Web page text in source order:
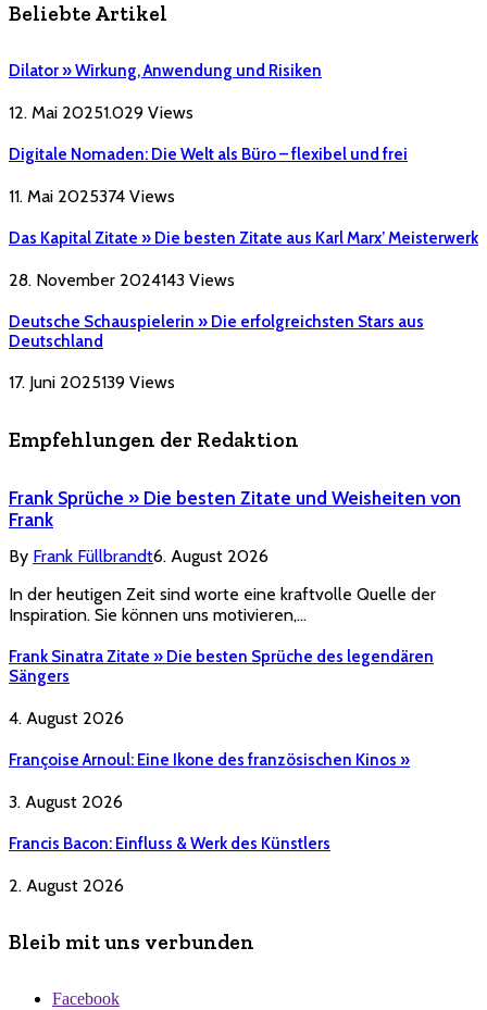
Beliebte Artikel
Dilator » Wirkung, Anwendung und Risiken
12. Mai 20251.029 Views
Digitale Nomaden: Die Welt als Büro – flexibel und frei
11. Mai 2025374 Views
Das Kapital Zitate » Die besten Zitate aus Karl Marx’ Meisterwerk
28. November 2024143 Views
Deutsche Schauspielerin » Die erfolgreichsten Stars aus
Deutschland
17. Juni 2025139 Views
Empfehlungen der Redaktion
Frank Sprüche » Die besten Zitate und Weisheiten von
Frank
By Frank Füllbrandt6. August 2026
In der heutigen Zeit sind worte eine kraftvolle Quelle der
Inspiration. Sie können uns motivieren,…
Frank Sinatra Zitate » Die besten Sprüche des legendären
Sängers
4. August 2026
Françoise Arnoul: Eine Ikone des französischen Kinos »
3. August 2026
Francis Bacon: Einfluss & Werk des Künstlers
2. August 2026
Bleib mit uns verbunden
Facebook